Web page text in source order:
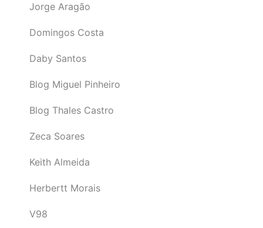
Jorge Aragão
Domingos Costa
Daby Santos
Blog Miguel Pinheiro
Blog Thales Castro
Zeca Soares
Keith Almeida
Herbertt Morais
V98